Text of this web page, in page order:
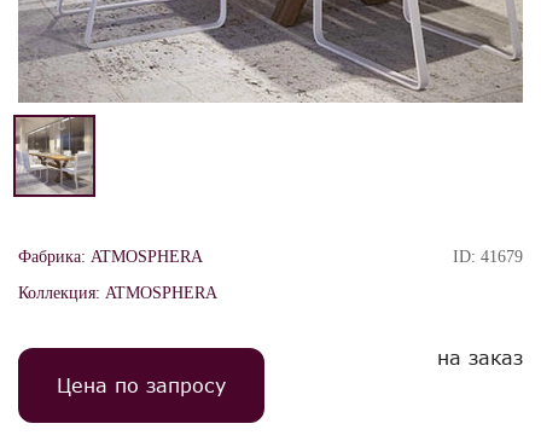
Фабрика: ATMOSPHERA
Коллекция: ATMOSPHERA
ID: 41679
Цена по запросу
на заказ